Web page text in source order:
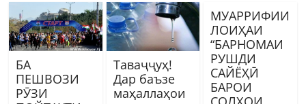
БА
ПЕШВОЗИ
РӮЗИ
Таваҷҷуҳ!
Дар баъзе
маҳаллаҳои
МУАРРИФИИ
ЛОИҲАИ
“БАРНОМАИ
РУШДИ
САЙЁҲӢ
БАРОИ